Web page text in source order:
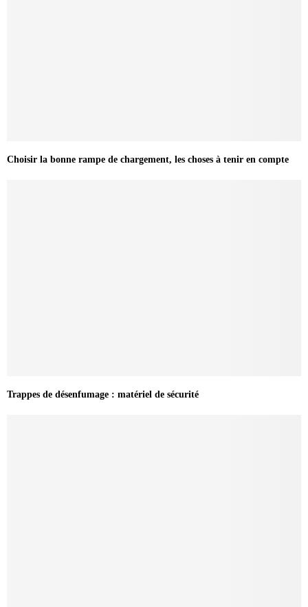
Choisir la bonne rampe de chargement, les choses à tenir en compte
Trappes de désenfumage : matériel de sécurité